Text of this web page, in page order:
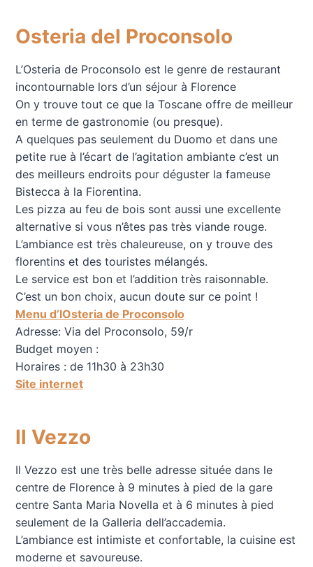
Osteria del Proconsolo
L’Osteria de Proconsolo est le genre de restaurant
incontournable lors d’un séjour à Florence
On y trouve tout ce que la Toscane offre de meilleur
en terme de gastronomie (ou presque).
A quelques pas seulement du Duomo et dans une
petite rue à l’écart de l’agitation ambiante c’est un
des meilleurs endroits pour déguster la fameuse
Bistecca à la Fiorentina.
Les pizza au feu de bois sont aussi une excellente
alternative si vous n’êtes pas très viande rouge.
L’ambiance est très chaleureuse, on y trouve des
florentins et des touristes mélangés.
Le service est bon et l’addition très raisonnable.
C’est un bon choix, aucun doute sur ce point !
Menu d’lOsteria de Proconsolo
Adresse: Via del Proconsolo, 59/r
Budget moyen :
Horaires : de 11h30 à 23h30
Site internet
Il Vezzo
Il Vezzo est une très belle adresse située dans le
centre de Florence à 9 minutes à pied de la gare
centre Santa Maria Novella et à 6 minutes à pied
seulement de la Galleria dell’accademia.
L’ambiance est intimiste et confortable, la cuisine est
moderne et savoureuse.